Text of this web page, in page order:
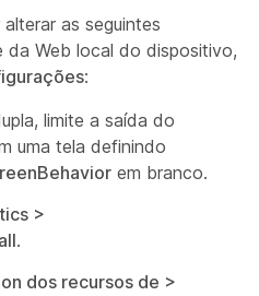
as seguintes
Web local do dispositivo,
:
limite a saída do
uma tela definindo
em branco.
>
.
dos recursos de >